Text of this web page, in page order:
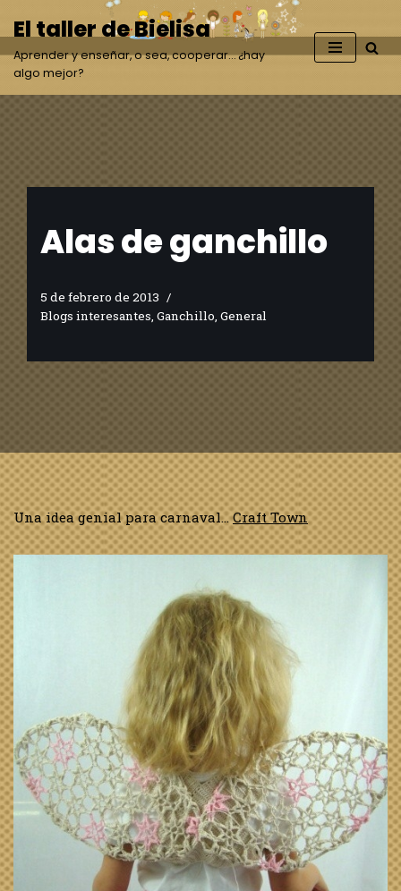
Saltar
al
contenido
El taller de Bielisa
Aprender y enseñar, o sea, cooperar… ¿hay
algo mejor?
Alas de ganchillo
5 de febrero de 2013
Blogs interesantes Ganchillo General
Una idea genial para carnaval…Craft Town